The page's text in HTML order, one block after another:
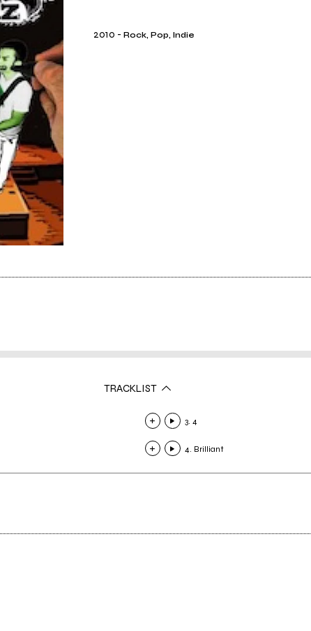
2010 -Rock, Pop, Indie
TRACKLIST
3. 4
4. Brilliant